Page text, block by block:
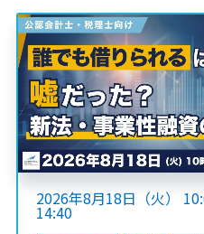
2026年8月18日（火）
14:40